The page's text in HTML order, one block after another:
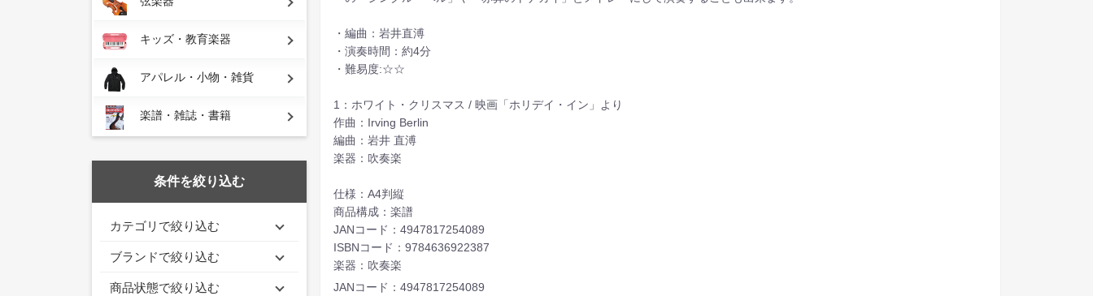
キッズ・教育楽器
アパレル・小物・雑貨
楽譜・雑誌・書籍
条件を絞り込む
カテゴリで絞り込む
ブランドで絞り込む
商品状態で絞り込む
・編曲：岩井直溥
・演奏時間：約4分
・難易度:☆☆
1：ホワイト・クリスマス / 映画「ホリデイ・イン」より
作曲：Irving Berlin
編曲：岩井 直溥
楽器：吹奏楽
仕様：A4判縦
商品構成：楽譜
JANコード：4947817254089
ISBNコード：9784636922387
楽器：吹奏楽
JANコード：4947817254089